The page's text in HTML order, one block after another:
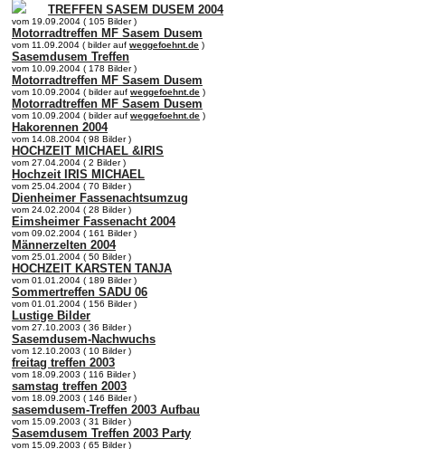
TREFFEN SASEM DUSEM 2004
vom 19.09.2004 ( 105 Bilder )
Motorradtreffen MF Sasem Dusem
vom 11.09.2004 ( bilder auf weggefoehnt.de )
Sasemdusem Treffen
vom 10.09.2004 ( 178 Bilder )
Motorradtreffen MF Sasem Dusem
vom 10.09.2004 ( bilder auf weggefoehnt.de )
Motorradtreffen MF Sasem Dusem
vom 10.09.2004 ( bilder auf weggefoehnt.de )
Hakorennen 2004
vom 14.08.2004 ( 98 Bilder )
HOCHZEIT MICHAEL &IRIS
vom 27.04.2004 ( 2 Bilder )
Hochzeit IRIS MICHAEL
vom 25.04.2004 ( 70 Bilder )
Dienheimer Fassenachtsumzug
vom 24.02.2004 ( 28 Bilder )
Eimsheimer Fassenacht 2004
vom 09.02.2004 ( 161 Bilder )
Männerzelten 2004
vom 25.01.2004 ( 50 Bilder )
HOCHZEIT KARSTEN TANJA
vom 01.01.2004 ( 189 Bilder )
Sommertreffen SADU 06
vom 01.01.2004 ( 156 Bilder )
Lustige Bilder
vom 27.10.2003 ( 36 Bilder )
Sasemdusem-Nachwuchs
vom 12.10.2003 ( 10 Bilder )
freitag treffen 2003
vom 18.09.2003 ( 116 Bilder )
samstag treffen 2003
vom 18.09.2003 ( 146 Bilder )
sasemdusem-Treffen 2003 Aufbau
vom 15.09.2003 ( 31 Bilder )
Sasemdusem Treffen 2003 Party
vom 15.09.2003 ( 65 Bilder )